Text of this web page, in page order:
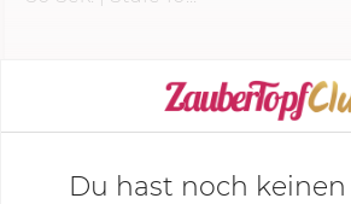
KOCHMODUS
Du hast noch